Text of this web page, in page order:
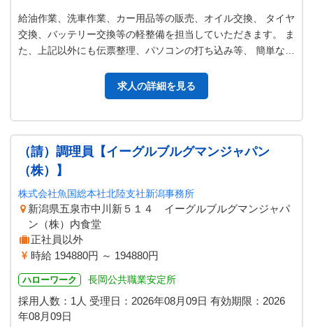
給油作業、洗車作業、カー用品等の販売、オイル交換、 タイヤ
交換、バッテリー交換等の軽整備を担当していただきます。 ま
た、上記以外にも伝票整理、パソコンの打ち込み等、 簡単な事
求人の詳細を見る
（請）調理員【イーグルブルグマンジャパン
（株）】
株式会社魚国総本社北陸支社新潟事務所
新潟県五泉市中川新５１４ イーグルブルグマンジャパ
ン（株）内食堂
正社員以外
時給 194880円 ～ 194880円
ハローワーク 長岡公共職業安定所
採用人数：1人 受理日： 2026年08月09日 有効期限： 2026
年08月09日